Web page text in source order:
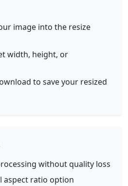
image into the resize
width, height, or
to save your resized
without quality loss
aspect ratio option